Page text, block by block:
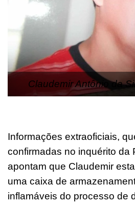
Claudemir Antônio da
Informações extraoficiais,
confirmadas no inquérito da
apontam que Claudemir
uma caixa de
inflamáveis do processo de